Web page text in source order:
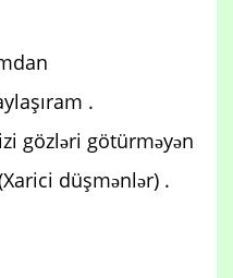
.
gözləri götürməyən
düşmənlər) .